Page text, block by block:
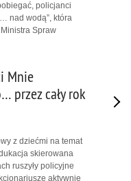
policjanci
nad wodą”, która
Spraw
Mnie
przez cały rok
z dziećmi na temat
skierowana
ruszyły policyjne
aktywnie